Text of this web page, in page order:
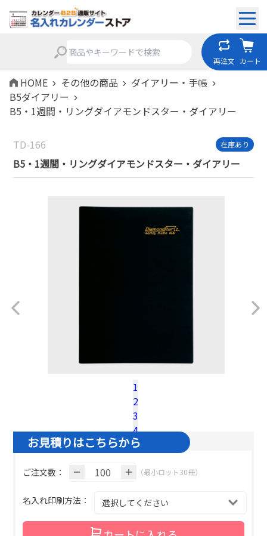
再注文 カート
HOME その他の商品
ダイアリー・手帳
B5ダイアリー
B5・1週間・リングダイアモンドスター・ダイアリー
TD-166 在庫あり
B5・1週間・リングダイアモンドスター・ダイアリー
1
2
3
4
©TODAN
価格につきましては、お見積りにてご案内いたします。
お見積りはこちらから
ご注文数： （最小ロット30冊）
名入れ印刷方法：